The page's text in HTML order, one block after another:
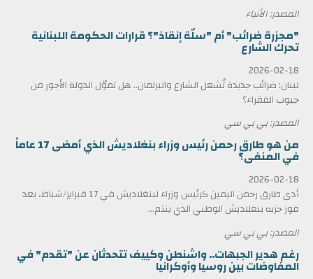
المصدر: الأنباء
"مجزرة ضرائب" أم "سلّة إنقاذ"؟ قرارات الحكومة اللبنانية
تحرك الشارع
2026-02-18
لبنان: ضرائب جديدة تُشعل الشارع والبرلمان.. هل تموّل الدولة الأجور من
جيوب الفقراء؟
المصدر: بي بي سي
من هو طارق رحمن رئيس وزراء بنغلاديش الذي أمضى 17 عاماً
في المنفى؟
2026-02-18
أدى طارق رحمن اليمين كرئيس وزراء لبنغلاديش في 17 فبراير/شباط، بعد
فوز حزبه بنغلاديش الوطني الذي ينتم...
المصدر: بي بي سي
رغم هدير الجبهات.. واشنطن وكييف تتحدثان عن "تقدم" في
المفاوضات بين روسيا وأوكرانيا